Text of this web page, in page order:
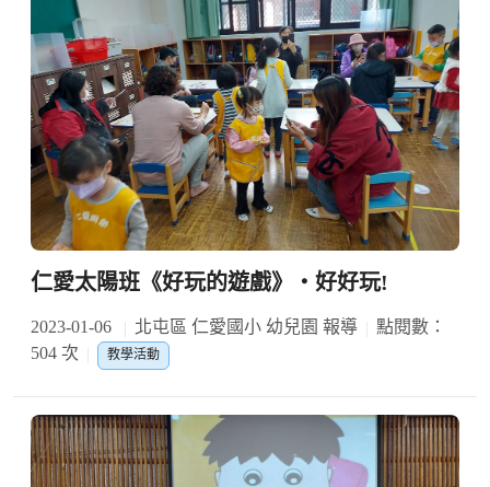
仁愛太陽班《好玩的遊戲》‧好好玩!
2023-01-06 北屯區 仁愛國小 幼兒園 報導
點閱數：
504 次
教學活動